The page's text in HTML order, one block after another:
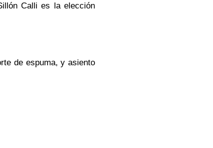
Calli es la elección
de espuma, y asiento